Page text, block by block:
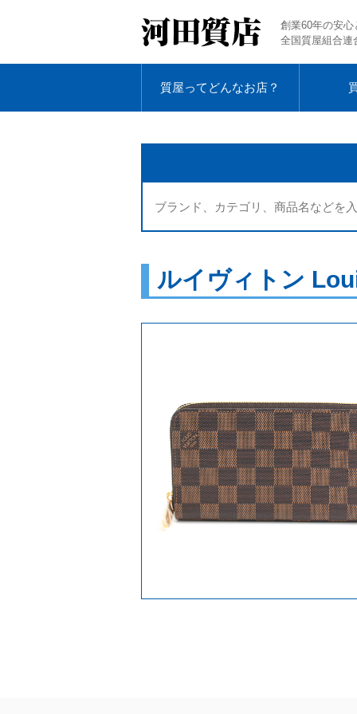
創業60年の安心
全国質屋組合連
質屋ってどんなお店？
ルイヴィトン